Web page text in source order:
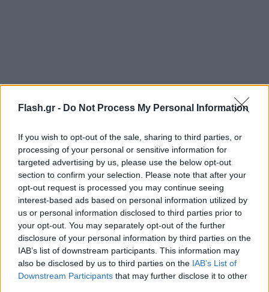
Flash.gr - Do Not Process My Personal Information
If you wish to opt-out of the sale, sharing to third parties, or
processing of your personal or sensitive information for
targeted advertising by us, please use the below opt-out
section to confirm your selection. Please note that after your
opt-out request is processed you may continue seeing
interest-based ads based on personal information utilized by
us or personal information disclosed to third parties prior to
your opt-out. You may separately opt-out of the further
disclosure of your personal information by third parties on the
IAB’s list of downstream participants. This information may
also be disclosed by us to third parties on the IAB’s List of
Downstream Participants that may further disclose it to other
Η «Βασίλισσα» ισοφάρισε λίγα λεπτά αργότερα και
συγκεκριμένα στο 78΄ με την δυνατή κεφαλιά του
Καρβαχάλ έπειτα από εκτέλεση φάουλ του Τόνι